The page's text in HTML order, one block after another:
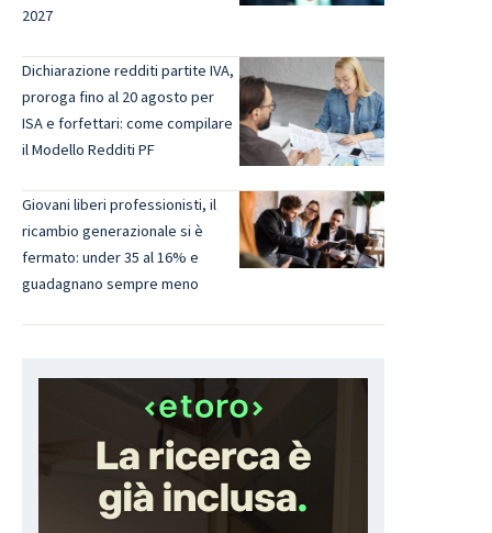
2027
Dichiarazione redditi partite IVA,
proroga fino al 20 agosto per
ISA e forfettari: come compilare
il Modello Redditi PF
Giovani liberi professionisti, il
ricambio generazionale si è
fermato: under 35 al 16% e
guadagnano sempre meno